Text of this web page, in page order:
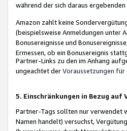
während der sich daraus
Amazon zahlt keine
(beispielsweise Anmeldungen unter
Bonusereignisse und
Ermessen, ob ein Bonusereignis
Partner-Links zu den im Anhang
ungeachtet derVoraussetzungen
5. Einschränkungen in Bezug auf
Partner-Tags sollten nur verwendet
Namen handelt) versuchst,